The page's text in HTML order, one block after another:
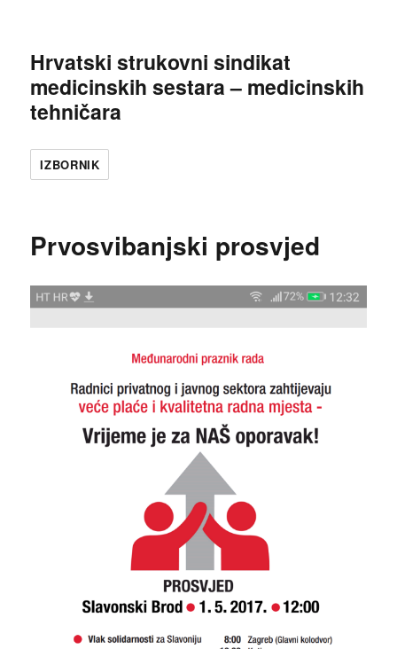
Hrvatski strukovni sindikat
medicinskih sestara – medicinskih
tehničara
IZBORNIK
Prvosvibanjski prosvjed